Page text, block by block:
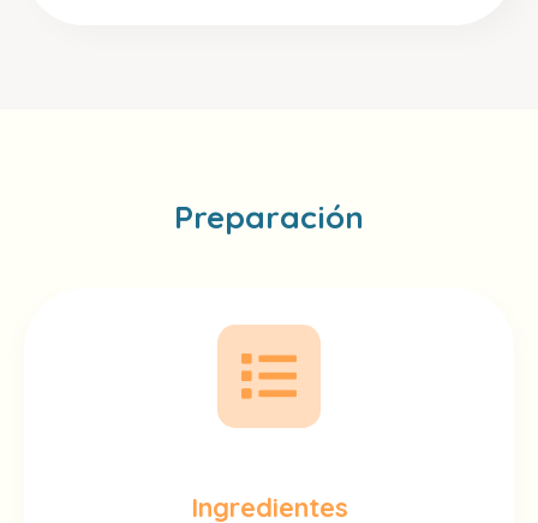
Preparación
Ingredientes